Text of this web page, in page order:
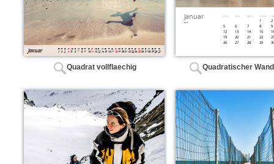
Quadrat vollflaechig Quadratischer